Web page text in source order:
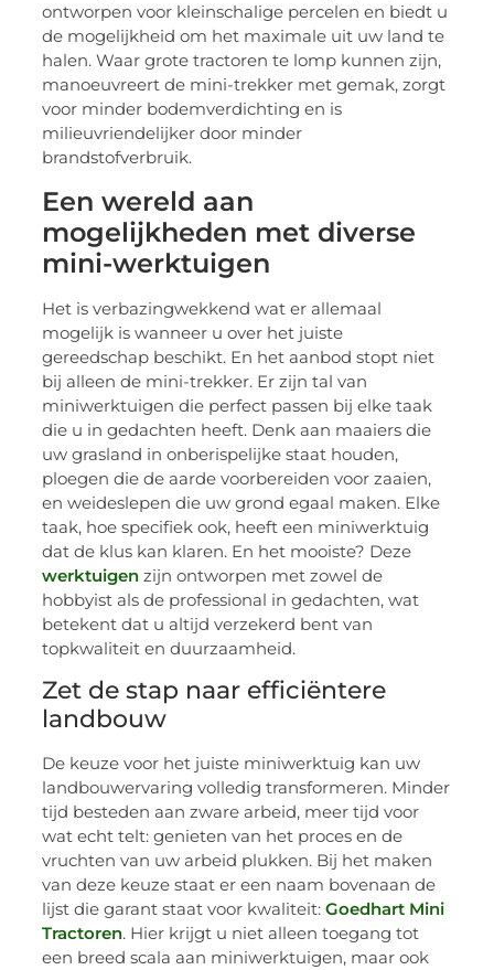
ontworpen voor kleinschalige percelen en biedt u
de mogelijkheid om het maximale uit uw land te
halen. Waar grote tractoren te lomp kunnen zijn,
manoeuvreert de mini-trekker met gemak, zorgt
voor minder bodemverdichting en is
milieuvriendelijker door minder
brandstofverbruik.
Een wereld aan
mogelijkheden met diverse
mini-werktuigen
Het is verbazingwekkend wat er allemaal
mogelijk is wanneer u over het juiste
gereedschap beschikt. En het aanbod stopt niet
bij alleen de mini-trekker. Er zijn tal van
miniwerktuigen die perfect passen bij elke taak
die u in gedachten heeft. Denk aan maaiers die
uw grasland in onberispelijke staat houden,
ploegen die de aarde voorbereiden voor zaaien,
en weideslepen die uw grond egaal maken. Elke
taak, hoe specifiek ook, heeft een miniwerktuig
dat de klus kan klaren. En het mooiste? Deze
werktuigen zijn ontworpen met zowel de
hobbyist als de professional in gedachten, wat
betekent dat u altijd verzekerd bent van
topkwaliteit en duurzaamheid.
Zet de stap naar efficiëntere
landbouw
De keuze voor het juiste miniwerktuig kan uw
landbouwervaring volledig transformeren. Minder
tijd besteden aan zware arbeid, meer tijd voor
wat echt telt: genieten van het proces en de
vruchten van uw arbeid plukken. Bij het maken
van deze keuze staat er een naam bovenaan de
lijst die garant staat voor kwaliteit:Goedhart Mini
Tractoren. Hier krijgt u niet alleen toegang tot
een breed scala aan miniwerktuigen, maar ook